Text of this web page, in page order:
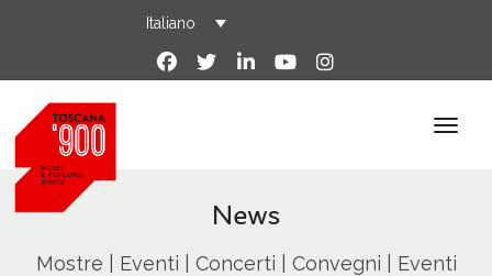
Italiano
News
Mostre | Eventi | Concerti | Convegni | Eventi